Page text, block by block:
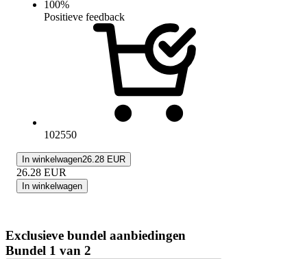
100%
Positieve feedback
102550
In winkelwagen26.28 EUR
26.28 EUR
In winkelwagen
Exclusieve bundel aanbiedingen
Bundel 1 van 2